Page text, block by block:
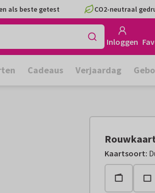
als beste getest CO2-neutraal
Inloggen
Cadeaus Verjaardag
Kaartsoort: